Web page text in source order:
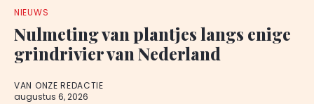
NIEUWS
Nulmeting van plantjes langs enige
grindrivier van Nederland
VAN ONZE REDACTIE
augustus 6, 2026